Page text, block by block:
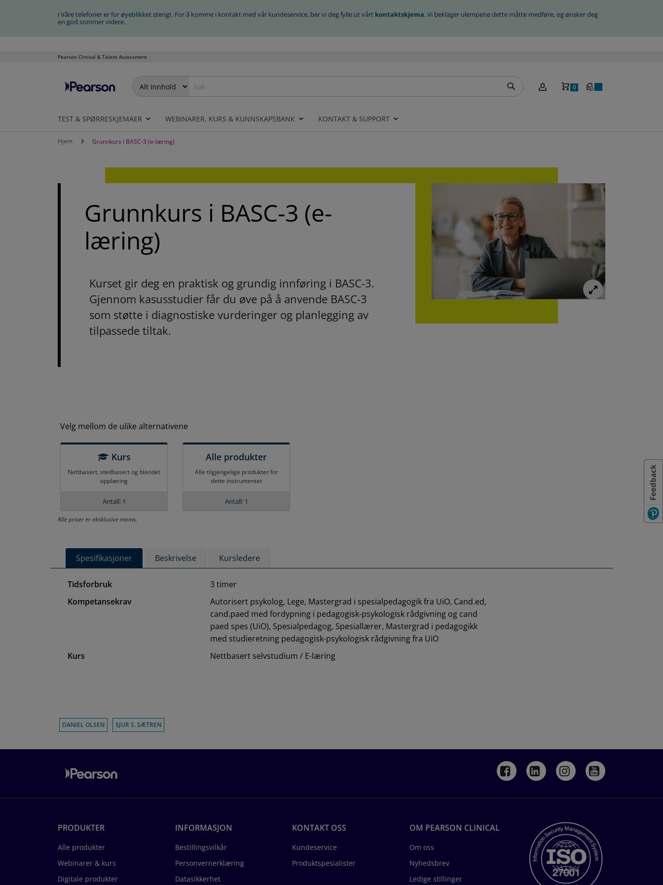
ℹ Våre telefoner er for øyeblikket stengt. For å komme i kontakt med vår kundeservice, ber vi deg fylle ut vårt kontaktskjema. Vi beklager ulempene dette måtte medføre, og ønsker deg
en god sommer videre.
Pearson Clinical & Talent Assessment
Hopp
Handlekurv
0
TEST & SPØRRESKJEMAER WEBINARER, KURS & KUNNSKAPSBANK KONTAKT & SUPPORT
Hjem Grunnkurs i BASC-3 (e-læring)
Grunnkurs i BASC-3 (e-
læring)
Kurset gir deg en praktisk og grundig innføring i BASC‑3.
Gjennom kasusstudier får du øve på å anvende BASC‑3
som støtte i diagnostiske vurderinger og planlegging av
tilpassede tiltak.
Velg mellom de ulike alternativene
Kurs
Nettbasert, stedbasert og blandet
opplæring
Antall: 1
Alle produkter
Alle tilgjengelige produkter for
dette instrumentet
Antall: 1
Alle priser er eksklusive moms.
Spesifikasjoner Beskrivelse Kursledere
Tidsforbruk
3 timer
Kompetansekrav
Autorisert psykolog, Lege, Mastergrad i spesialpedagogik fra UiO, Cand.ed,
cand.paed med fordypning i pedagogisk-psykologisk rådgivning og cand
paed spes (UiO), Spesialpedagog, Spesiallærer, Mastergrad i pedagogikk
med studieretning pedagogisk-psykologisk rådgivning fra UiO
Kurs
Nettbasert selvstudium / E-læring
DANIEL OLSEN SJUR S. SÆTREN
PRODUKTER
Alle produkter
Webinarer & kurs
Digitale produkter
INFORMASJON
Bestillingsvilkår
Personvernerklæring
Datasikkerhet
KONTAKT OSS
Kundeservice
Produktspesialister
OM PEARSON CLINICAL
Om oss
Nyhedsbrev
Ledige stillinger